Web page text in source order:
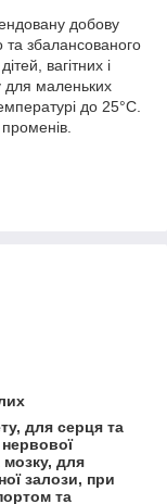
добову
та збалансованого
вагітних і
для маленьких
до 25°С.
для серця та
мозку, для
залози, при
та